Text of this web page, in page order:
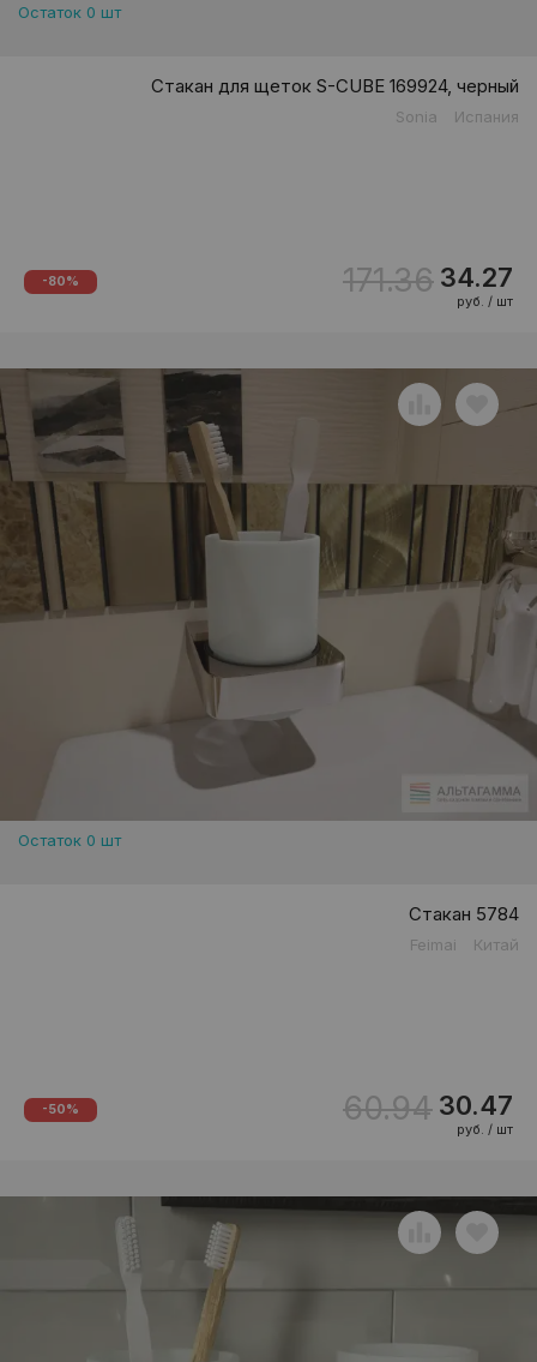
Остаток 0 шт
Стакан для щеток S-CUBE 169924, черный
Sonia Испания
-80% 171.36 34.27
руб. / шт
Остаток 0 шт
Стакан 5784
Feimai Китай
-50% 60.94 30.47
руб. / шт